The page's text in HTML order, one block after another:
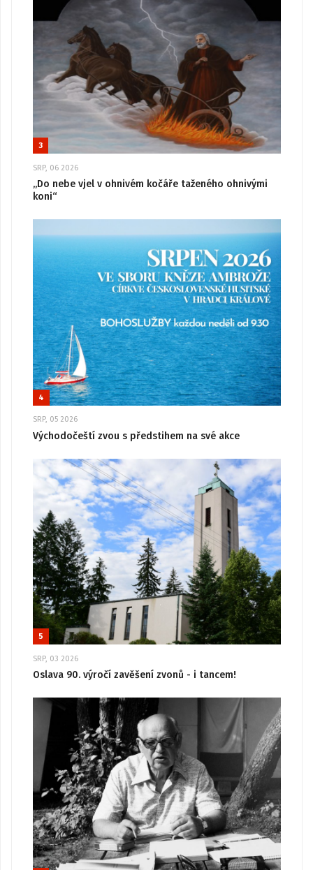
3
SRP, 06 2026
„Do nebe vjel v ohnivém kočáře taženého ohnivými
koni“
4
SRP, 05 2026
Východočeští zvou s předstihem na své akce
5
SRP, 03 2026
Oslava 90. výročí zavěšení zvonů - i tancem!